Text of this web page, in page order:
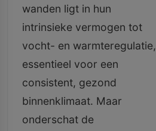
wanden ligt in hun
intrinsieke vermogen tot
vocht- en warmteregulatie,
essentieel voor een
consistent, gezond
binnenklimaat. Maar
onderschat de